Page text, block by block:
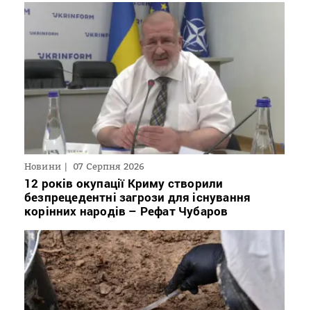
Новини 07 Серпня 2026
12 років окупації Криму створили
безпрецедентні загрози для існування
корінних народів – Рефат Чубаров